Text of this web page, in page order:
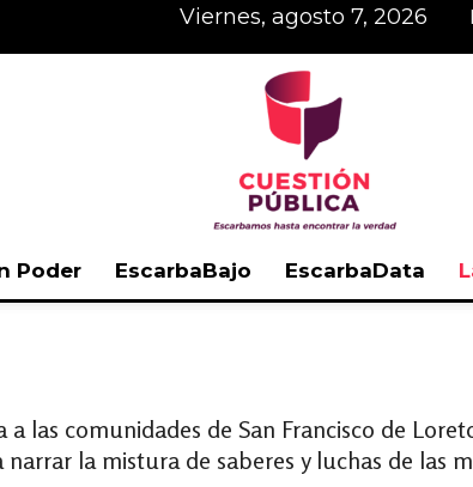
viernes, agosto 7, 2026
Pública
Poder EscarbaBajo EscarbaData
las comunidades de San Francisco de
la mistura de saberes y luchas de las